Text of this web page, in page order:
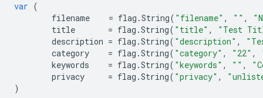
var (
filename
= flag .String( "filename" , "" ,
title
= flag .String( "title" ,
"Test
description = flag .String( "description" ,
category
= flag .String( "category" , "22" ,
keywords
= flag .String( "keywords" , "" ,
privacy
= flag .String( "privacy" ,
)